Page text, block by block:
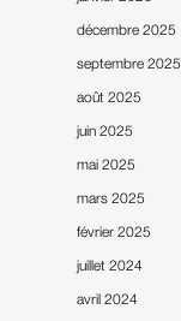
décembre 2025
septembre 2025
août 2025
juin 2025
mai 2025
mars 2025
février 2025
juillet 2024
avril 2024